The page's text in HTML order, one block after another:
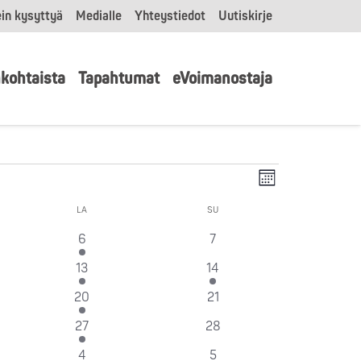
kysyttyä Medialle Yhteystiedot Uutiskirje
Tapahtumat eVoimanostaja
Näkymät
Kuukausi
LA SU
1
tapahtuma
6
0
7
1
tapahtuma
13
2
tapahtumat
14
7
tapahtumat
20
0
21
4
tapahtumat
27
0
28
1
4
0
5